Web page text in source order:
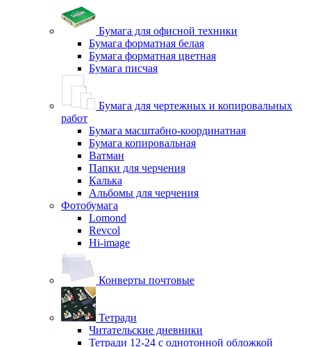
Бумага для офисной техники
Бумага форматная белая
Бумага форматная цветная
Бумага писчая
Бумага для чертежных и копировальных
работ
Бумага масштабно-координатная
Бумага копировальная
Ватман
Папки для черчения
Калька
Альбомы для черчения
Фотобумага
Lomond
Revcol
Hi-image
Конверты почтовые
Тетради
Читательские дневники
Тетради 12-24 с однотонной обложкой